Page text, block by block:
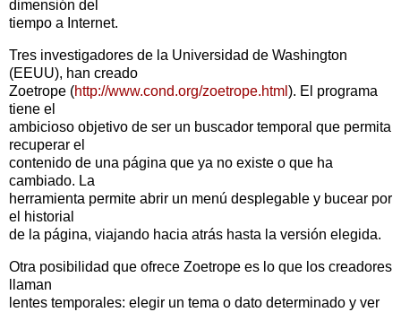
dimensión del
tiempo a Internet.
Tres investigadores de la Universidad de Washington
(EEUU), han creado
Zoetrope (http://www.cond.org/zoetrope.html ). El programa
tiene el
ambicioso objetivo de ser un buscador temporal que permita
recuperar el
contenido de una página que ya no existe o que ha
cambiado. La
herramienta permite abrir un menú desplegable y bucear por
el historial
de la página, viajando hacia atrás hasta la versión elegida.
Otra posibilidad que ofrece Zoetrope es lo que los creadores
llaman
lentes temporales: elegir un tema o dato determinado y ver